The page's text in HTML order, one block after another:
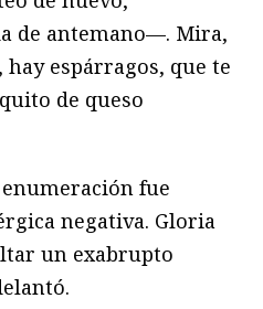
de antemano—. Mira,
espárragos, que te
de queso
fue
negativa. Gloria
un exabrupto